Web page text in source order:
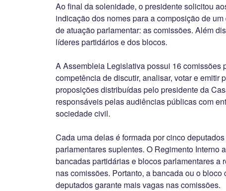
Ao final da solenidade, o presidente solicitou
indicação dos nomes para a composição de
de atuação parlamentar: as comissões. Além
líderes partidários e dos blocos.
A Assembleia Legislativa possui 16 comissões
competência de discutir, analisar, votar e emitir
proposições distribuídas pelo presidente da
responsáveis pelas audiências públicas com
sociedade civil.
Cada uma delas é formada por cinco
parlamentares suplentes. O Regimento Interno
bancadas partidárias e blocos parlamentares a
nas comissões. Portanto, a bancada ou o bloco
deputados garante mais vagas nas comissões.